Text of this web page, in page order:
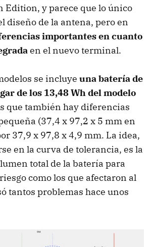
Edition, y parece que lo único
diseño de la antena, pero en
importantes en cuanto
en el nuevo terminal.
se incluye una batería de
de los 13,48 Wh del modelo
que también hay diferencias
(37,4 x 97,2 x 5 mm en
37,9 x 97,8 x 4,9 mm. La idea,
en la curva de tolerancia, es la
total de la batería para
como los que afectaron al
tantos problemas hace unos